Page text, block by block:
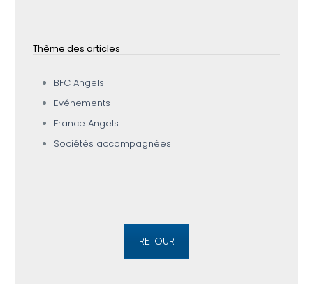
Thème des articles
BFC Angels
Evénements
France Angels
Sociétés accompagnées
RETOUR